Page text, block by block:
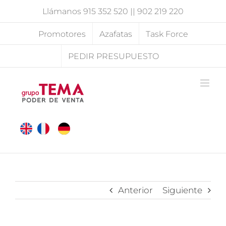
Llámanos 915 352 520 || 902 219 220
Promotores Azafatas Task Force
PEDIR PRESUPUESTO
Anterior Siguiente